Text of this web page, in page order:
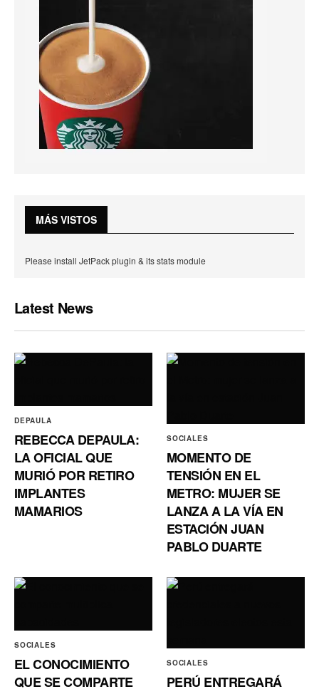
MÁS VISTOS
Please install JetPack plugin & its stats module
Latest News
DEPAULA
REBECCA DEPAULA:
LA OFICIAL QUE
MURIÓ POR RETIRO
IMPLANTES
MAMARIOS
SOCIALES
MOMENTO DE
TENSIÓN EN EL
METRO: MUJER SE
LANZA A LA VÍA EN
ESTACIÓN JUAN
PABLO DUARTE
SOCIALES
EL CONOCIMIENTO
QUE SE COMPARTE
SOCIALES
PERÚ ENTREGARÁ